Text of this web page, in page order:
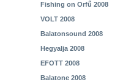
Fishing on Orfű 2008
VOLT 2008
Balatonsound 2008
Hegyalja 2008
EFOTT 2008
Balatone 2008